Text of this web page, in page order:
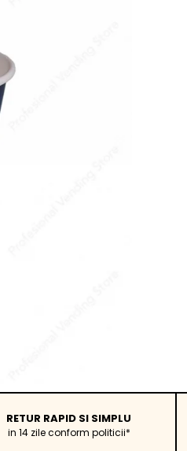
RETUR RAPID SI SIMPLU
in 14 zile conform politicii*